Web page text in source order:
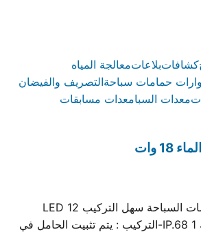
كشافاتبلاعاتمعالجة المياه
حمامات سباحةالتصريف والفيضان
معدات السبامعدات مسابقات
كشاف حائطى لحمامات السباحة سهل التركيب 12 LED
ومطابق لكود الحماية IP.68 1-التركيب : يتم تثبيت الحامل في